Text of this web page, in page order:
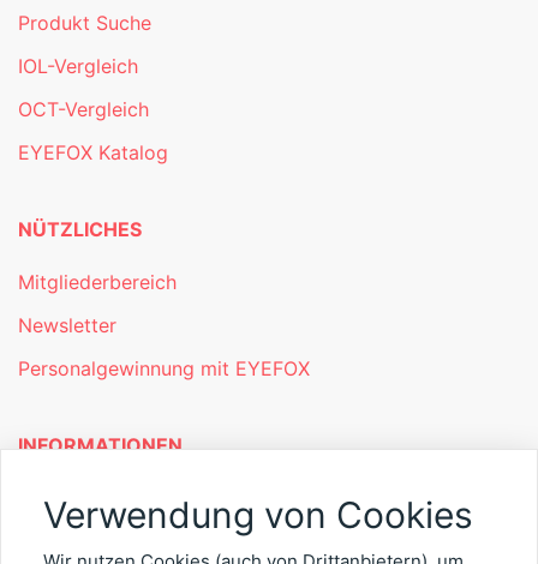
Produkt Suche
IOL-Vergleich
OCT-Vergleich
EYEFOX Katalog
NÜTZLICHES
Mitgliederbereich
Newsletter
Personalgewinnung mit EYEFOX
INFORMATIONEN
Was ist EYEFOX – Ihre Möglichkeiten
Verwendung von Cookies